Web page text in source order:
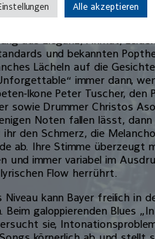
Zweifel: Sie macht das
zu jeder
aus Eleganz, Anmut,
und bekannten
Lächeln auf die
immer dann,
Ikone Peter Tuscher,
sowie Drummer Christos
Noten fallen lässt,
ihr den Schmerz, die
ab. Ihre Stimme überzeugt
und immer variabel im
Flow herrührt.
Niveau kann Bayer freilich in
Beim galoppierenden Blues
sie,
Alle akzeptieren